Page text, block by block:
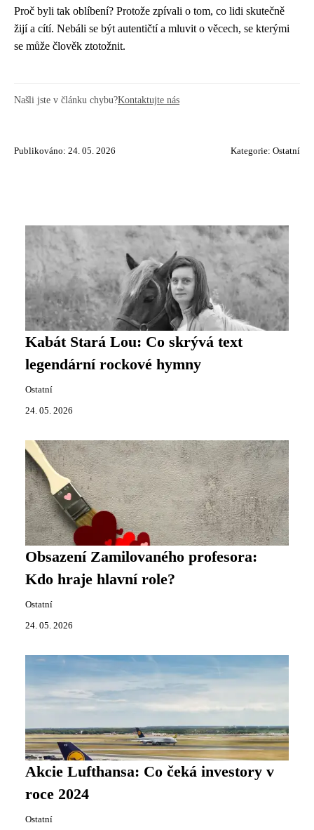
Proč byli tak oblíbení? Protože zpívali o tom, co lidi skutečně
žijí a cítí. Nebáli se být autentičtí a mluvit o věcech, se kterými
se může člověk ztotožnit.
Našli jste v článku chybu?Kontaktujte nás
Publikováno: 24. 05. 2026 Kategorie: Ostatní
Kabát Stará Lou: Co skrývá text
legendární rockové hymny
Ostatní
24. 05. 2026
Obsazení Zamilovaného profesora:
Kdo hraje hlavní role?
Ostatní
24. 05. 2026
Akcie Lufthansa: Co čeká investory v
roce 2024
Ostatní